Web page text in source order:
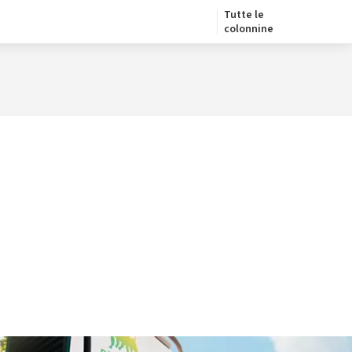
Tutte le
colonnine